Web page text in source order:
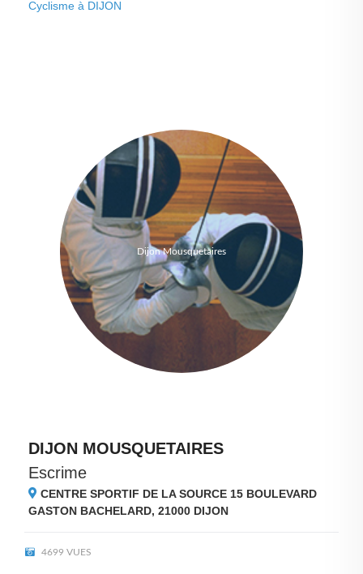
Cyclisme à DIJON
Dijon Mousquetaires
DIJON MOUSQUETAIRES
Escrime
CENTRE SPORTIF DE LA SOURCE 15 BOULEVARD
GASTON BACHELARD, 21000 DIJON
4699 VUES